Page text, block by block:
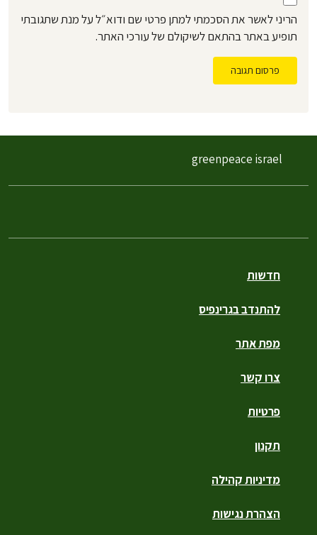
הריני לאשר את הסכמתי למתן פרטי שם ודוא״ל על מנת שתגובתי
תופיע באתר בהתאם לשיקולם של עורכי האתר.
פרסום תגובה
חדשות
להתנדב בגרינפיס
מפת אתר
צרו קשר
פרטיות
תקנון
מדיניות קהילה
הצהרת נגישות